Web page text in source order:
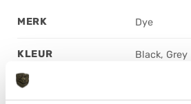
MERK Dye
KLEUR Black, Grey